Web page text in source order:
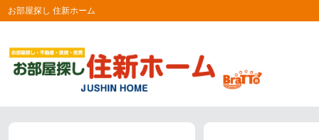
お部屋探し 住新ホーム